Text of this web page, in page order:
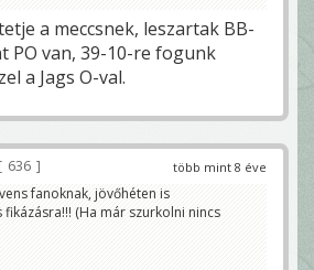
a meccsnek, leszartak BB-
PO van, 39-10-re fogunk
a Jags O-val.
több mint 8 éve
636
fanoknak, jövőhéten is
(Ha már szurkolni nincs